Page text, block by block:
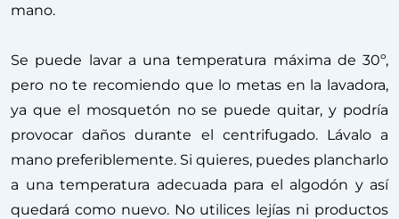
mano.
Se puede lavar a una temperatura máxima de 30º,
pero no te recomiendo que lo metas en la lavadora,
ya que el mosquetón no se puede quitar, y podría
provocar daños durante el centrifugado. Lávalo a
mano preferiblemente. Si quieres, puedes plancharlo
a una temperatura adecuada para el algodón y así
quedará como nuevo. No utilices lejías ni productos